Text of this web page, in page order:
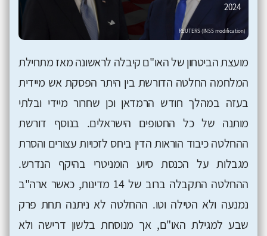
2024
מועצת הביטחון של האו"ם קיבלה לראשונה מאז מתחילת
המלחמה החלטה הדורשת בין היתר הפסקת אש מיידית
בעזה במהלך חודש הרמדאן וכן שחרור מיידי ובלתי
מותנה של כל החטופים הישראלים. בנוסף דורשת
ההחלטה כיבוד הוראות הדין ביחס לזכויות עצורים והסרת
מגבלות על הכנסת סיוע הומניטרי בהיקף הנדרש.
ההחלטה התקבלה ברוב של 14 מדינות, כאשר ארה"ב
נמנעה ולא הטילה וטו. ההחלטה לא ניתנה תחת פרק
שבע למגילת האו"ם, אך מנוסחת בלשון דרישה ולא